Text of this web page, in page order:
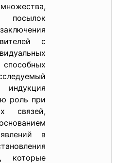
с
роль при
связей,
в
которые